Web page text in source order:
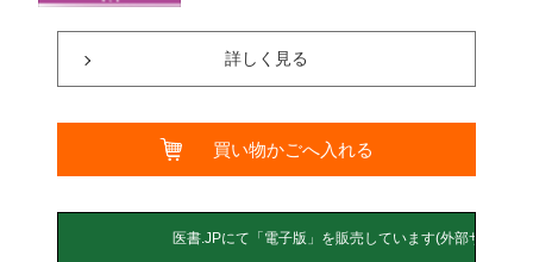
詳しく見る
買い物かごへ入れる